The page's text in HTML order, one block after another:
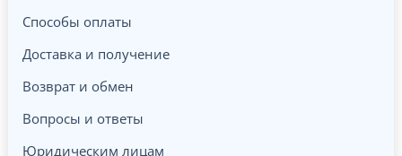
Способы оплаты
Доставка и получение
Возврат и обмен
Вопросы и ответы
Юридическим лицам